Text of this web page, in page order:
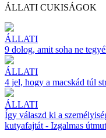
ÁLLATI CUKISÁGOK
ÁLLATI
9 dolog, amit soha ne
ÁLLATI
4 jel, hogy a macskád túl
ÁLLATI
Így válaszd ki a
kutyafajtát - Izgalmas